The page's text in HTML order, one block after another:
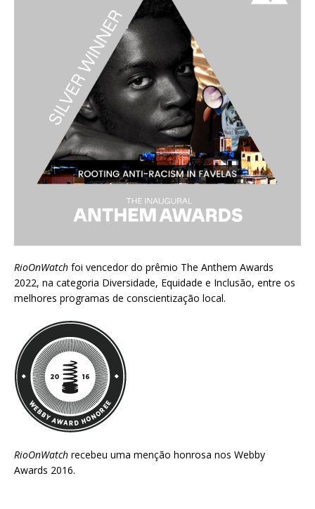
RioOnWatch foi vencedor do prêmio The Anthem Awards
2022, na categoria Diversidade, Equidade e Inclusão, entre os
melhores programas de conscientização local.
RioOnWatch recebeu uma menção honrosa nos Webby
Awards 2016.